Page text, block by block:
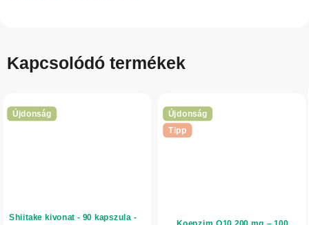
Kapcsolódó termékek
Újdonság
Shiitake kivonat - 90 kapszula -
Újdonság
Tipp